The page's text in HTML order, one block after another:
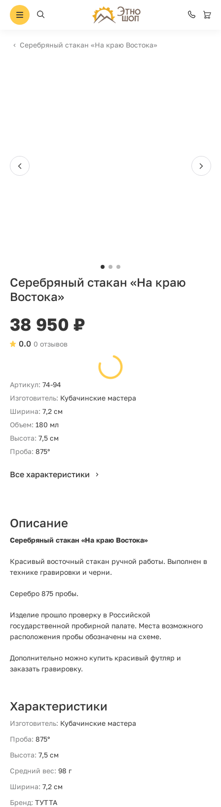
Серебряный стакан «На краю Востока»
Серебряный стакан «На краю
Востока»
38 950 ₽
0 отзывов
0.0
Артикул: 74-94
Изготовитель: Кубачинские мастера
Ширина: 7,2 см
Объем: 180 мл
Высота: 7,5 см
Проба: 875°
Все характеристики
Описание
Серебряный стакан «На краю Востока»
Красивый восточный стакан ручной работы. Выполнен в
технике гравировки и черни.
Серебро 875 пробы.
Изделие прошло проверку в Российской
государственной пробирной палате. Места возможного
расположения пробы обозначены на схеме.
Дополнительно можно купить красивый футляр и
заказать гравировку.
Характеристики
Изготовитель: Кубачинские мастера
Проба: 875°
Высота: 7,5 см
Средний вес: 98 г
Ширина: 7,2 см
Бренд: ТУТТА